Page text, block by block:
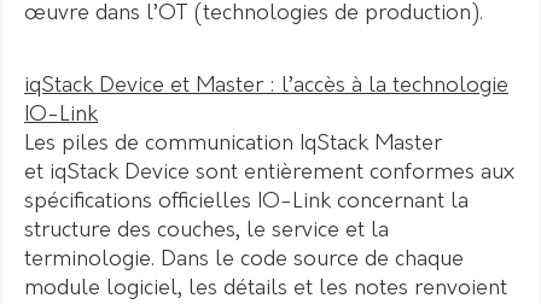
œuvre dans l’OT (technologies de production).
iqStack Device et Master : l’accès à la technologie
IO-Link
Les piles de communication IqStack Master
et iqStack Device sont entièrement conformes aux
spécifications officielles IO-Link concernant la
structure des couches, le service et la
terminologie. Dans le code source de chaque
module logiciel, les détails et les notes renvoient